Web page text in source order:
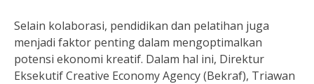
Selain kolaborasi, pendidikan dan pelatihan juga
menjadi faktor penting dalam mengoptimalkan
potensi ekonomi kreatif. Dalam hal ini, Direktur
Eksekutif Creative Economy Agency (Bekraf), Triawan